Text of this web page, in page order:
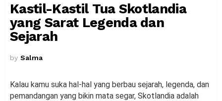
Kastil-Kastil Tua Skotlandia
yang Sarat Legenda dan
Sejarah
by Salma
Kalau kamu suka hal-hal yang berbau sejarah, legenda, dan
pemandangan yang bikin mata segar, Skotlandia adalah